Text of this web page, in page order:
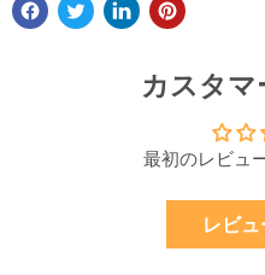
カスタマ
最初のレビュ
レビュ